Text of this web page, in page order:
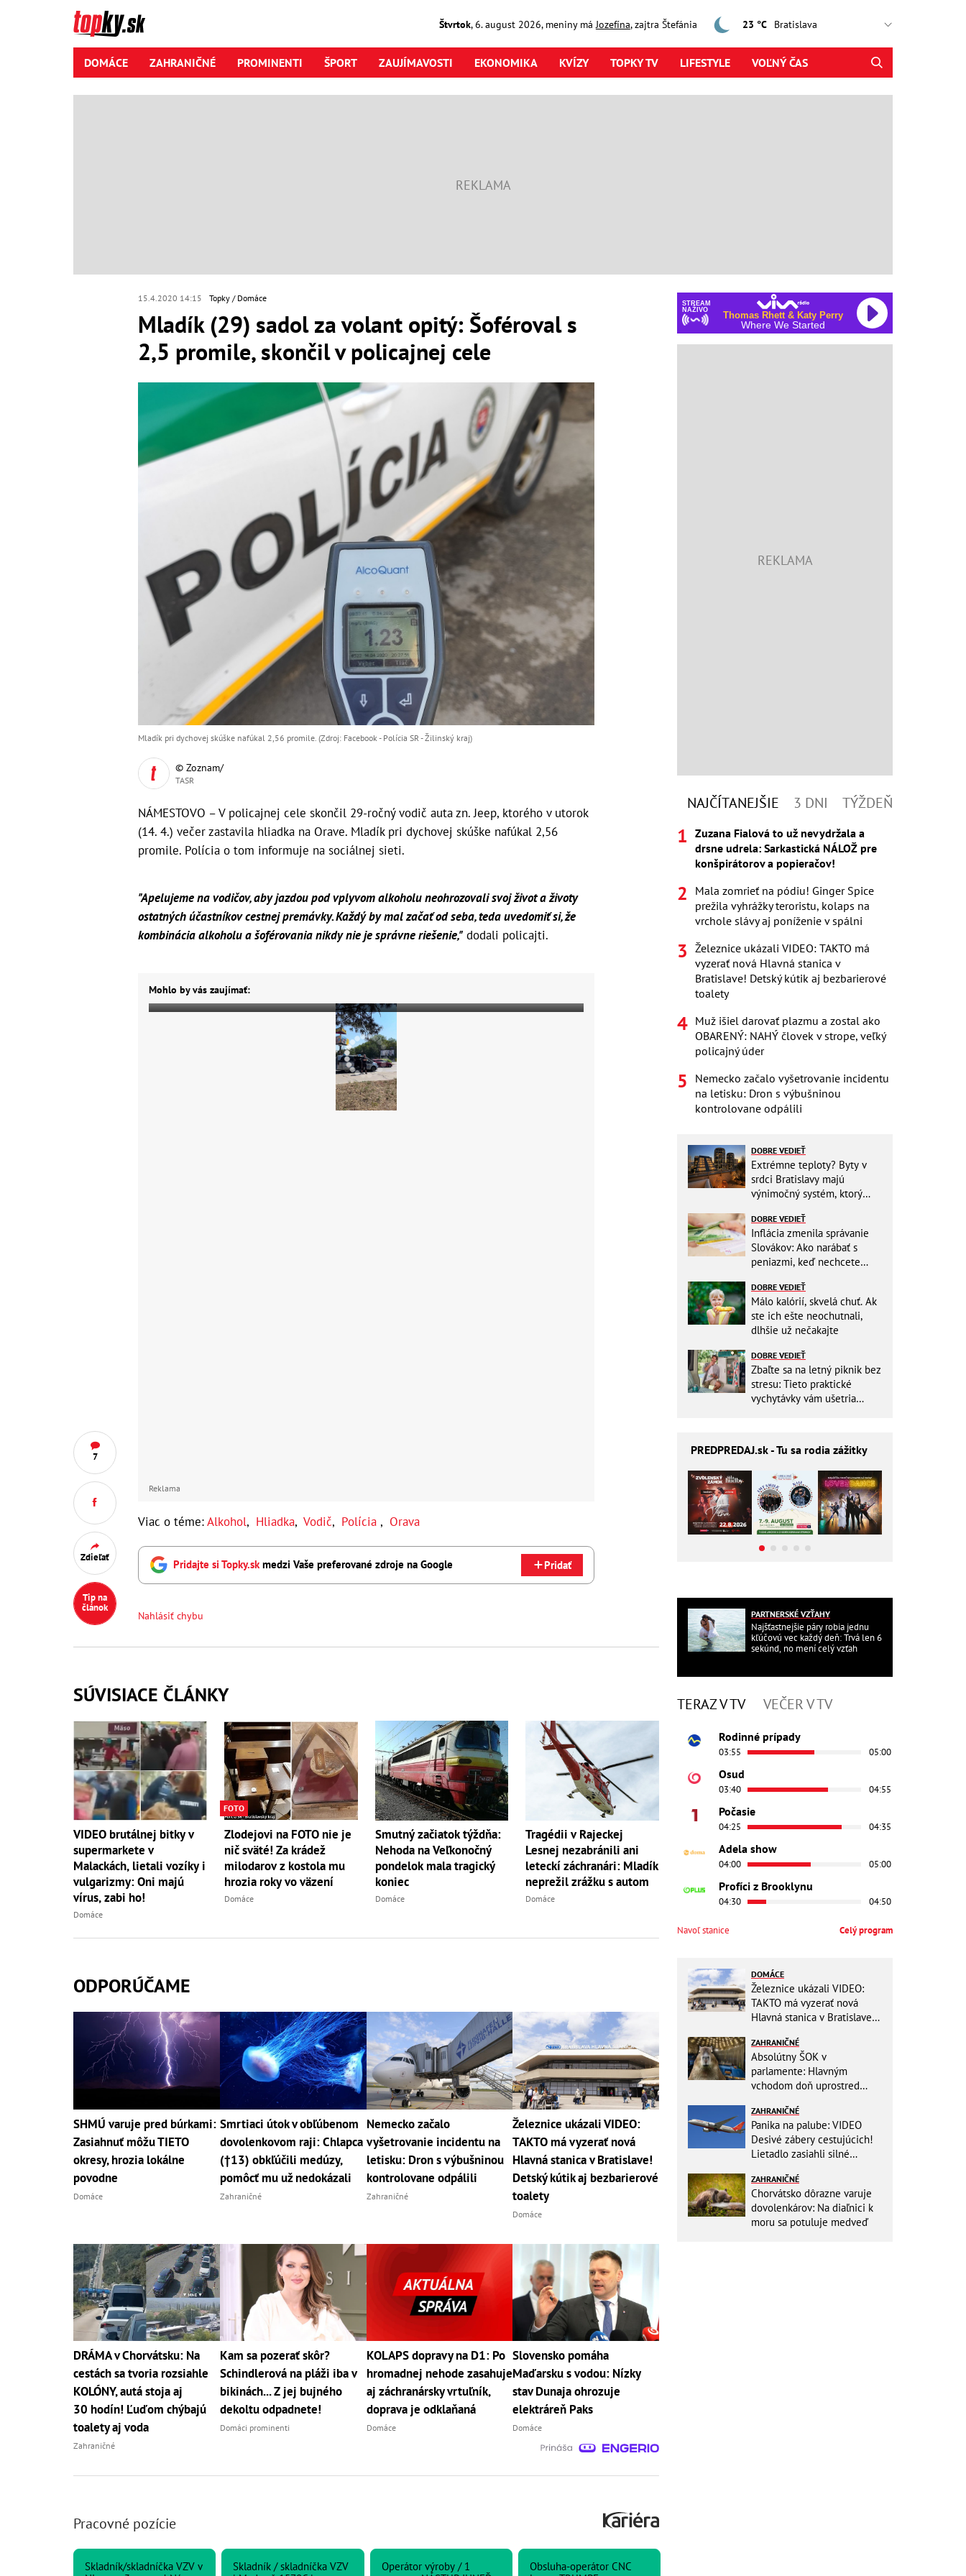
Štvrtok,6. august2026, meniny má Jozefína, zajtra Štefánia 23 °C
DOMÁCE ZAHRANIČNÉ PROMINENTI ŠPORT ZAUJÍMAVOSTI EKONOMIKA KVÍZY TOPKY TV LIFESTYLE VOĽNÝ ČAS
15.4.2020 14:15 Topky Domáce
Mladík (29) sadol za volant opitý: Šoféroval s
2,5 promile, skončil v policajnej cele
7
Zdieľať
Tip na
článok
Mladík pri dychovej skúške nafúkal 2,56 promile. (Zdroj: Facebook - Polícia SR - Žilinský kraj)
© Zoznam/
TASR
NÁMESTOVO – V policajnej cele skončil 29-ročný vodič auta zn. Jeep, ktorého v utorok
(14. 4.) večer zastavila hliadka na Orave. Mladík pri dychovej skúške nafúkal 2,56
promile. Polícia o tom informuje na sociálnej sieti.
"Apelujeme na vodičov, aby jazdou pod vplyvom alkoholu neohrozovali svoj život a životy
ostatných účastníkov cestnej premávky. Každý by mal začať od seba, teda uvedomiť si, že
kombinácia alkoholu a šoférovania nikdy nie je správne riešenie," dodali policajti.
Mohlo by vás zaujímať:
Reklama
Viac o téme:Alkohol, Hliadka, Vodič, Polícia , Orava
Pridajte si Topky.skmedzi Vaše preferované zdroje na Google Pridať
Nahlásiť chybu
SÚVISIACE ČLÁNKY
VIDEO brutálnej bitky v
supermarkete v
Malackách, lietali vozíky i
vulgarizmy: Oni majú
vírus, zabi ho!
Domáce
FOTO
Zlodejovi na FOTO nie je
nič sväté! Za krádež
milodarov z kostola mu
hrozia roky vo väzení
Domáce
Smutný začiatok týždňa:
Nehoda na Veľkonočný
pondelok mala tragický
koniec
Domáce
Tragédii v Rajeckej
Lesnej nezabránili ani
leteckí záchranári: Mladík
neprežil zrážku s autom
Domáce
ODPORÚČAME
SHMÚ varuje pred búrkami:
Zasiahnuť môžu TIETO
okresy, hrozia lokálne
povodne
Domáce
Smrtiaci útok v obľúbenom
dovolenkovom raji: Chlapca
(†13) obkľúčili medúzy,
pomôcť mu už nedokázali
Zahraničné
Nemecko začalo
vyšetrovanie incidentu na
letisku: Dron s výbušninou
kontrolovane odpálili
Zahraničné
Železnice ukázali VIDEO:
TAKTO má vyzerať nová
Hlavná stanica v Bratislave!
Detský kútik aj bezbarierové
toalety
Domáce
DRÁMA v Chorvátsku: Na
cestách sa tvoria rozsiahle
KOLÓNY, autá stoja aj
30 hodín! Ľuďom chýbajú
toalety aj voda
Zahraničné
Kam sa pozerať skôr?
Schindlerová na pláži iba v
bikinách... Z jej bujného
dekoltu odpadnete!
Domáci prominenti
KOLAPS dopravy na D1: Po
hromadnej nehode zasahuje
aj záchranársky vrtuľník,
doprava je odklaňaná
Domáce
Slovensko pomáha
Maďarsku s vodou: Nízky
stav Dunaja ohrozuje
elektráreň Paks
Domáce
Pracovné pozície
Skladník/skladníčka VZV v
Skladník / skladníčka VZV
Operátor výroby / 1
Obsluha-operátor CNC
STREAM
NAŽIVO
Thomas Rhett & Katy Perry
Where We Started
NAJČÍTANEJŠIE 3 DNI TÝŽDEŇ
Zuzana Fialová to už nevydržala a
drsne udrela: Sarkastická NÁLOŽ pre
konšpirátorov a popieračov!
Mala zomrieť na pódiu! Ginger Spice
prežila vyhrážky teroristu, kolaps na
vrchole slávy aj poníženie v spálni
Železnice ukázali VIDEO: TAKTO má
vyzerať nová Hlavná stanica v
Bratislave! Detský kútik aj bezbarierové
toalety
Muž išiel darovať plazmu a zostal ako
OBARENÝ: NAHÝ človek v strope, veľký
policajný úder
Nemecko začalo vyšetrovanie incidentu
na letisku: Dron s výbušninou
kontrolovane odpálili
DOBRE VEDIEŤ
Extrémne teploty? Byty v
srdci Bratislavy majú
výnimočný systém, ktorý
DOBRE VEDIEŤ
Inflácia zmenila správanie
Slovákov: Ako narábať s
peniazmi, keď nechcete
DOBRE VEDIEŤ
Málo kalórií, skvelá chuť. Ak
ste ich ešte neochutnali,
dlhšie už nečakajte
DOBRE VEDIEŤ
Zbaľte sa na letný piknik bez
stresu: Tieto praktické
vychytávky vám ušetria
PREDPREDAJ.sk - Tu sa rodia zážitky
PARTNERSKÉ VZŤAHY
Najšťastnejšie páry robia jednu
kľúčovú vec každý deň: Trvá len 6
sekúnd, no mení celý vzťah
TERAZ V TV VEČER V TV
Rodinné prípady
03:55 05:00
Osud
03:40 04:55
Počasie
04:25 04:35
Adela show
04:00 05:00
Profíci z Brooklynu
04:30 04:50
Navoľ stanice Celý program
DOMÁCE
Železnice ukázali VIDEO:
TAKTO má vyzerať nová
Hlavná stanica v Bratislave!
toalety
ZAHRANIČNÉ
Absolútny ŠOK v
parlamente: Hlavným
vchodom doň uprostred
KAPYBARY, kde sa tam
nabrali?
ZAHRANIČNÉ
Panika na palube: VIDEO
Desivé zábery cestujúcich!
Lietadlo zasiahli silné
ZAHRANIČNÉ
Chorvátsko dôrazne varuje
dovolenkárov: Na diaľnici k
moru sa potuluje medveď